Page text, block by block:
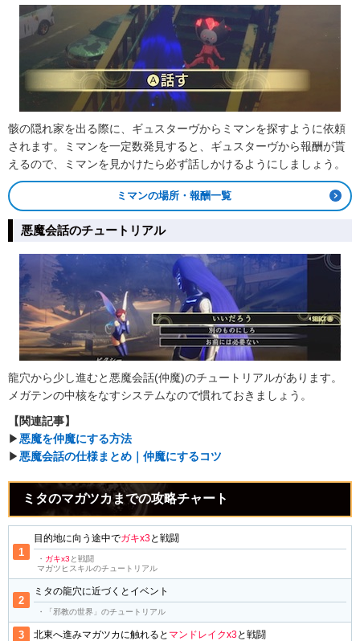
骸の隠れ家を出る際に、ギュスターヴからミマンを探すように依頼
されます。ミマンを一定数発見すると、ギュスターヴから報酬が貰
えるので、ミマンを見かけたら必ず話しかけるようにしましょう。
ミマンの場所・報酬一覧
悪魔会話のチュートリアル
龍穴から少し進むと悪魔会話(仲魔)のチュートリアルがあります。
メガテンの中核をなすシステムなので慣れておきましょう。
【関連記事】
▶︎ 悪魔を仲魔にする方法
▶︎ 悪魔会話の仕様まとめ｜仲魔にするコツ
ミタのマガツカまでの攻略チャート
目的地に向う途中でガキx3と戦闘
・ ガキx3 と戦闘
マガツヒスキルのチュートリアル
ミタの龍穴に近づくとイベント
・「邪教の世界」のチュートリアル
北東へ進みマガツカに触れると マンドレイクx3と戦闘